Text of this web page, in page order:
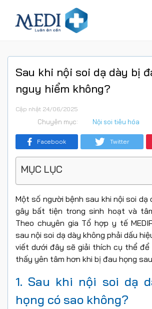
Sau khi nội soi dạ dày bị
nguy hiểm không?
Cập nhật 24/06/2025
Chuyên mục: Nội soi tiêu hóa
Facebook Twitter
MỤC LỤC
Một số người bệnhsau khi nội soi dạ
gây bất tiện trong sinh hoạt và
Theo chuyên gia Tổ hợp y tế
sau nội soi dạ dày không phải dấu
viết dưới đây sẽ giải thích cụ thể để
thấy yên tâm hơn khi bị đau họng
1. Sau khi nội soi dạ
họng có sao không?